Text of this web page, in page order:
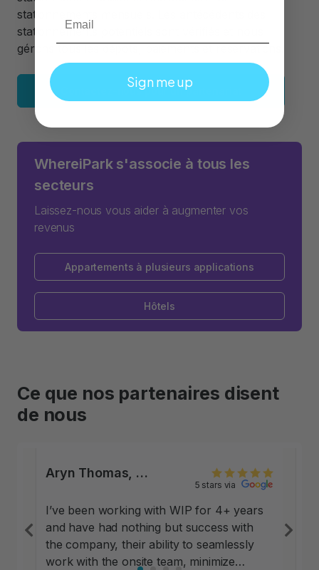
stationnements mensuels. Les antécédents des
stationnements potentiels sont vérifiés et nous
gérons tous les dépôts, paiements et réservations.
Contactez-nous pour un partenariat
WhereiPark s'associe à tous les
secteurs
Laissez-nous vous aider à augmenter vos
revenus
Appartements à plusieurs applications
Hôtels
Ce que nos partenaires disent
de nous
Aryn Thomas, Sr. Regional Property Manager, Greystar Owned Assets,
5 stars via
I’ve been working with WIP for 4+ years
and have had nothing but success with
the company, their ability to seamlessly
work with the onsite team, minimize
Previous
Sign me up